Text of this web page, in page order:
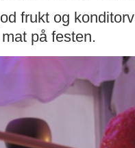
frukt og
på festen.